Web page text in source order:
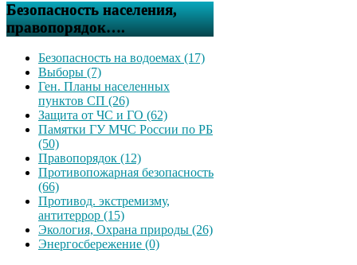
Безопасность населения,
правопорядок….
Безопасность на водоемах (17)
Выборы (7)
Ген. Планы населенных
пунктов СП (26)
Защита от ЧС и ГО (62)
Памятки ГУ МЧС России по РБ
(50)
Правопорядок (12)
Противопожарная безопасность
(66)
Противод. экстремизму,
антитеррор (15)
Экология, Охрана природы (26)
Энергосбережение (0)